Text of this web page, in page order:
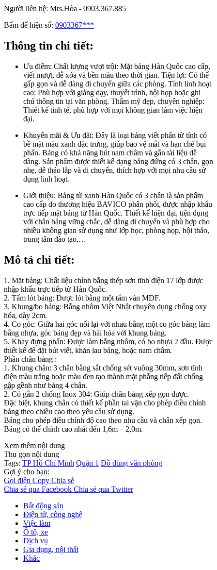
Người liên hệ: Mrs.Hòa - 0903.367.885
Bấm để hiện số: 0903367***
Thông tin chi tiết:
Ưu điểm: Chất lượng vượt trội: Mặt bảng Hàn Quốc cao cấp,
viết mượt, dễ xóa và bền màu theo thời gian. Tiện lợi: Có thể
gấp gọn và dễ dàng di chuyển giữa các phòng. Tính linh hoạt
cao: Phù hợp với giảng dạy, thuyết trình, hội họp hoặc ghi
chú thông tin tại văn phòng. Thẩm mỹ đẹp, chuyên nghiệp:
Thiết kế tinh tế, phù hợp với mọi không gian làm việc hiện
đại.
Khuyến mãi & Ưu đãi: Đây là loại bảng viết phấn từ tính có
bề mặt màu xanh đặc trưng, giúp bảo vệ mắt và hạn chế bụi
phấn. Bảng có khả năng hút nam châm và gắn tài liệu dễ
dàng. Sản phẩm được thiết kế dạng bảng đứng có 3 chân, gọn
nhẹ, dễ tháo lắp và di chuyển, thích hợp với mọi nhu cầu sử
dụng linh hoạt.
Giới thiệu: Bảng từ xanh Hàn Quốc có 3 chân là sản phẩm
cao cấp do thương hiệu BAVICO phân phối, được nhập khẩu
trực tiếp mặt bảng từ Hàn Quốc. Thiết kế hiện đại, tiện dụng
với chân bảng vững chắc, dễ dàng di chuyển và phù hợp cho
nhiều không gian sử dụng như lớp học, phòng họp, hội thảo,
trung tâm đào tạo,…
Mô tả chi tiết:
1. Mặt bảng: Chất liệu chính bằng thép sơn tĩnh điện 17 lớp được
nhập khẩu trực tiếp từ Hàn Quốc.
2. Tấm lót bảng: Ðược lót bằng một tấm ván MDF.
3. Khung/bo bảng: Bằng nhôm Việt Nhật chuyên dụng chống oxy
hóa, dày 2cm.
4. Co góc: Giữa hai góc nối lại với nhau bằng một co góc bảng làm
bằng nhựa, góc bảng đẹp và hài hòa với khung bảng.
5. Khay đựng phấn: Được làm bằng nhôm, có bo nhựa 2 đầu. Được
thiết kế để đặt bút viết, khăn lau bảng, hoặc nam châm.
Phần chân bảng :
1. Khung chân: 3 chân bằng sắt chống sét vuông 30mm, sơn tĩnh
điện màu trắng hoặc màu đen tạo thành mặt phẳng tiếp đất chống
gập gềnh như bảng 4 chân.
2. Có gắn 2 chống Inox 304: Giúp chân bảng xếp gọn được.
Đặc biệt, khung chân có thiết kế phần tai vặn cho phép điều chỉnh
bảng theo chiều cao theo yêu cầu sử dụng.
Bảng cho phép điều chỉnh độ cao theo nhu cầu và chân xếp gọn.
Bảng có thể chỉnh cao nhất đến 1,6m – 2,0m.
Xem thêm nội dung
Thu gọn nội dung
Tags: TP Hồ Chí Minh Quận 1 Đồ dùng văn phòng
Gợi ý cho bạn:
Gọi điện Copy Chia sẻ
Chia sẻ qua Facebook Chia sẻ qua Twitter
Bất động sản
Điện tử, công nghệ
Việc làm
Ô tô, xe
Dịch vụ
Gia dụng, nội thất
Khác